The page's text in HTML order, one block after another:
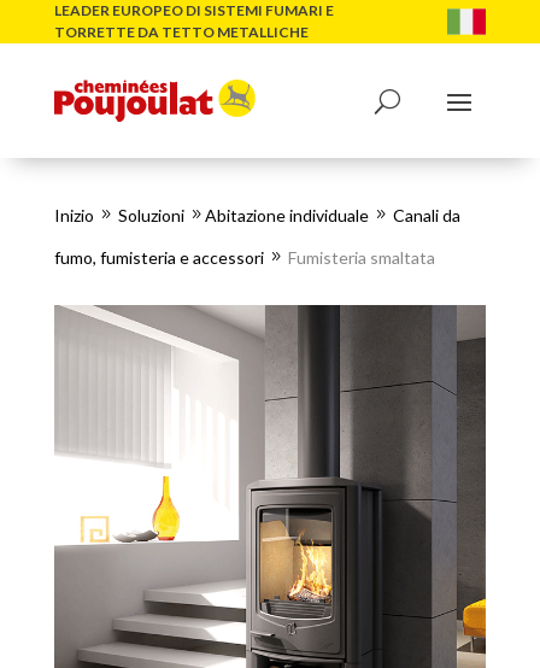
LEADER EUROPEO DI SISTEMI FUMARI E
TORRETTE DA TETTO METALLICHE
Inizio 9 Soluzioni 9 Abitazione individuale 9 Canali da
fumo, fumisteria e accessori 9 Fumisteria smaltata